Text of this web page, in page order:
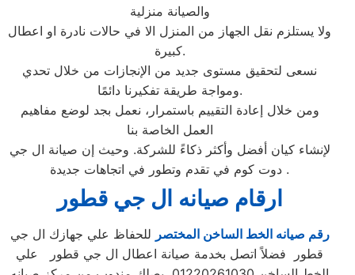
والصيانة منزلية
ولا يستلزم نقل الجهاز من المنزل الا في حالات نادرة او اعطال
كبيرة.
نسعى لتحقيق مستوى جديد من الإنجازات من خلال تحدي
ومواجة طريقة تفكيرنا دائمًا.
ومن خلال إعادة التقييم باستمرار، نعمل بجد لوضع مفاهيم
العمل الخاصة بنا
لإنشاء كيان أفضل وأكثر ذكاءً للشركة. وحيث إن صيانة ال جي
دوت كوم في تقدم وتطور في اتجاهات جديدة .
ارقام صيانه ال جي قطور
رقم صيانه الخط الساخن المختصر للحفاظ علي جهازك ال جي
قطور فضلاً اتصل بخدمة صيانة اعطال ال جي قطور علي